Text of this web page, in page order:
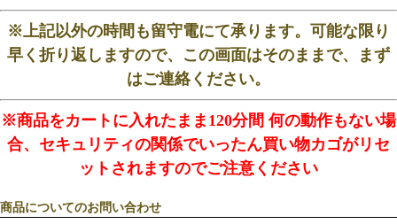
※上記以外の時間も留守電にて承ります。可能な限り
早く折り返しますので、この画面はそのままで、まず
はご連絡ください。
※商品をカートに入れたまま120分間 何の動作もない場
合、セキュリティの関係でいったん買い物カゴがリセ
ットされますのでご注意ください
商品についてのお問い合わせ